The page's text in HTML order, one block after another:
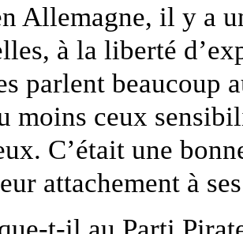
Allemagne, il y a
à la liberté
parlent beaucoup
moins ceux
C’était une
attachement à